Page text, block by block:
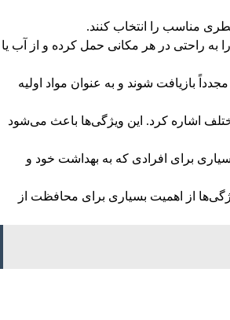
مناسب را انتخاب کنند.
به راحتی در هر مکانی حمل کرده و از آب یا
بازیافت شوند و به عنوان مواد اولیه
اشاره کرد. این ویژگی‌ها باعث می‌شود
برای افرادی که به بهداشت خود و
از اهمیت بسیاری برای محافظت از